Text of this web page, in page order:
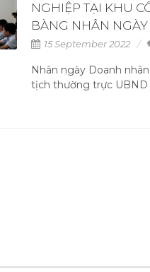
NGHIỆP TẠI KHU
BÀNG NHÂN
15 September 2022
Nhân ngày Doanh
tịch thường trực UBND